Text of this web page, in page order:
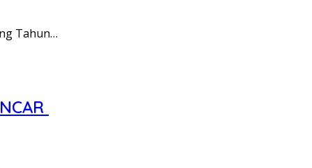
Tahun…